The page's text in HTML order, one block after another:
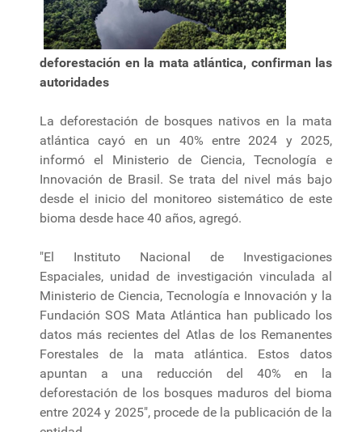
deforestación en la mata atlántica, confirman las
autoridades
La deforestación de bosques nativos en la mata
atlántica cayó en un 40% entre 2024 y 2025,
informó el Ministerio de Ciencia, Tecnología e
Innovación de Brasil. Se trata del nivel más bajo
desde el inicio del monitoreo sistemático de este
bioma desde hace 40 años, agregó.
"El Instituto Nacional de Investigaciones
Espaciales, unidad de investigación vinculada al
Ministerio de Ciencia, Tecnología e Innovación y la
Fundación SOS Mata Atlántica han publicado los
datos más recientes del Atlas de los Remanentes
Forestales de la mata atlántica. Estos datos
apuntan a una reducción del 40% en la
deforestación de los bosques maduros del bioma
entre 2024 y 2025", procede de la publicación de la